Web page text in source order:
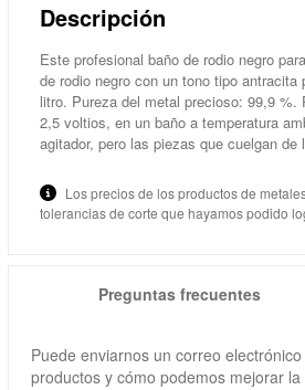
Descripción
Este profesional baño de rodio negro
de rodio negro con un tono tipo
litro. Pureza del metal precioso: 99,9 %.
2,5 voltios, en un baño a temperatura
agitador, pero las piezas que cuelgan
Los precios de los productos de
tolerancias de corte que hayamos podido
Preguntas frecuentes
Puede enviarnos un correo
productos y cómo podemos mejorar